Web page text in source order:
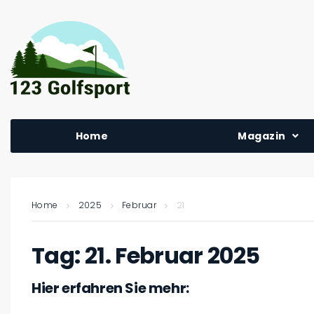
Home Magazin
Home 2025 Februar 21
Tag:21. Februar 2025
Hier erfahren Sie mehr: